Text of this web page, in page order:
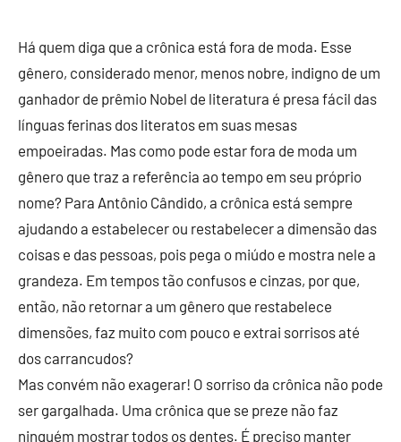
Há quem diga que a crônica está fora de moda. Esse
gênero, considerado menor, menos nobre, indigno de um
ganhador de prêmio Nobel de literatura é presa fácil das
línguas ferinas dos literatos em suas mesas
empoeiradas. Mas como pode estar fora de moda um
gênero que traz a referência ao tempo em seu próprio
nome? Para Antônio Cândido, a crônica está sempre
ajudando a estabelecer ou restabelecer a dimensão das
coisas e das pessoas, pois pega o miúdo e mostra nele a
grandeza. Em tempos tão confusos e cinzas, por que,
então, não retornar a um gênero que restabelece
dimensões, faz muito com pouco e extrai sorrisos até
dos carrancudos?
Mas convém não exagerar! O sorriso da crônica não pode
ser gargalhada. Uma crônica que se preze não faz
ninguém mostrar todos os dentes. É preciso manter